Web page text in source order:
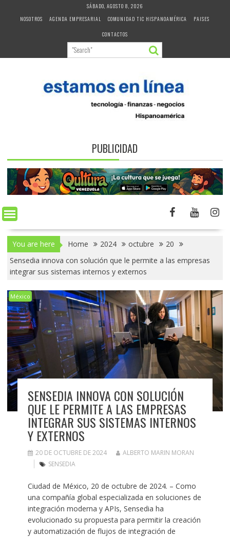
SÁBADO, AGOSTO 8, 2026
NOSOTROS
AGENDA EMPRESARIAL COMUNIDAD TIC HISPANOAMÉRICA
PAISES
CONTACTOS
PUBLICIDAD
You are here Home 2024 octubre
20
Sensedia innova con solución que le permite a las empresas
integrar sus sistemas internos y externos
México
SENSEDIA INNOVA CON SOLUCIÓN
QUE LE PERMITE A LAS EMPRESAS
INTEGRAR SUS SISTEMAS INTERNOS
Y EXTERNOS
20 DE OCTUBRE DE 2024
ALBERTO MARIN MORAN
SENSEDIA
Ciudad de México, 20 de octubre de 2024. – Como
una compañía global especializada en soluciones de
integración moderna y APIs, Sensedia ha
evolucionado su propuesta para permitir la creación
y automatización de flujos de integración de